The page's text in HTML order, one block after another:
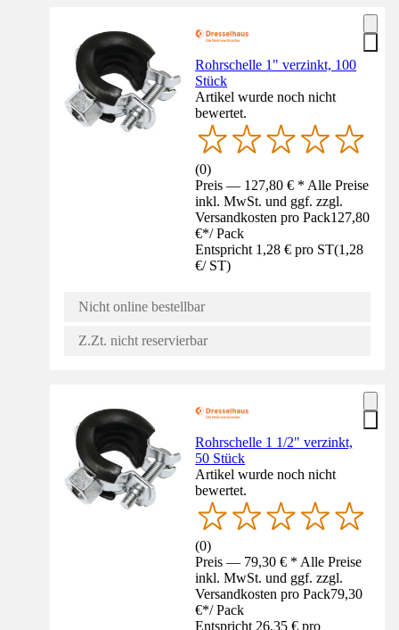
Rohrschelle 1" verzinkt, 100
Stück
Artikel wurde noch nicht
bewertet.
(0)
Preis — 127,80 € * Alle Preise
inkl. MwSt. und ggf. zzgl.
Versandkosten pro Pack127,80
€*/ Pack
Entspricht 1,28 € pro ST(1,28
€/ ST)
Nicht online bestellbar
Z.Zt. nicht reservierbar
Rohrschelle 1 1/2" verzinkt,
50 Stück
Artikel wurde noch nicht
bewertet.
(0)
Preis — 79,30 € * Alle Preise
inkl. MwSt. und ggf. zzgl.
Versandkosten pro Pack79,30
€*/ Pack
Entspricht 26,35 € pro